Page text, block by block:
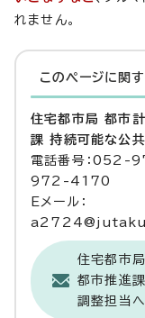
れません。
このページに関
住宅都市局 都市
課 持続可能な公
電話番号：052-
972-4170
Eメール：
住宅都市
都市推進
調整担当